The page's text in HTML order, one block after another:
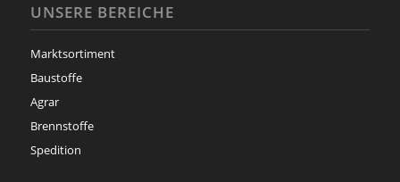
UNSERE BEREICHE
Marktsortiment
Baustoffe
Agrar
Brennstoffe
Spedition